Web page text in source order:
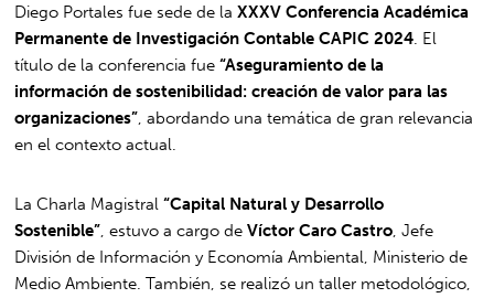
Diego Portales fue sede de laXXXV Conferencia Académica
Permanente de Investigación Contable CAPIC 2024 . El
título de la conferencia fue “Aseguramiento de la
información de sostenibilidad: creación de valor para las
organizaciones” , abordando una temática de gran relevancia
en el contexto actual.
La Charla Magistral“Capital Natural y Desarrollo
Sostenible” , estuvo a cargo deVíctor Caro Castro , Jefe
División de Información y Economía Ambiental, Ministerio de
Medio Ambiente. También, se realizó un taller metodológico,